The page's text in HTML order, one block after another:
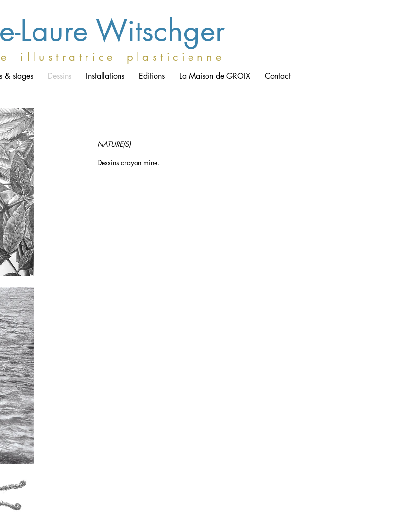
Laure Witschger
e i l l u s t r a t r i c e p l a s t i c i e n n e
& stages Dessins Installations Editions La Maison de GROIX Contact
NATURE(S)
Dessins crayon mine.